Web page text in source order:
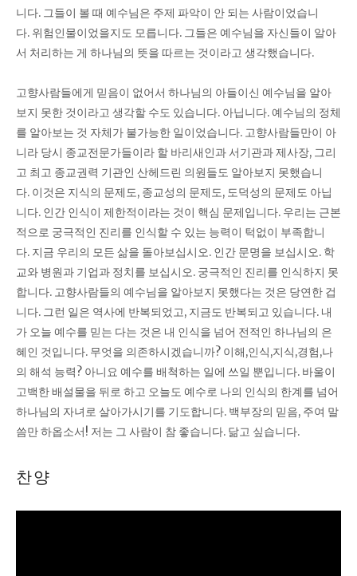
니다. 그들이 볼 때 예수님은 주제 파악이 안 되는 사람이었습니
다. 위험인물이었을지도 모릅니다. 그들은 예수님을 자신들이 알아
서 처리하는 게 하나님의 뜻을 따르는 것이라고 생각했습니다.
고향사람들에게 믿음이 없어서 하나님의 아들이신 예수님을 알아
보지 못한 것이라고 생각할 수도 있습니다. 아닙니다. 예수님의 정체
를 알아보는 것 자체가 불가능한 일이었습니다. 고향사람들만이 아
니라 당시 종교전문가들이라 할 바리새인과 서기관과 제사장, 그리
고 최고 종교권력 기관인 산헤드린 의원들도 알아보지 못했습니
다. 이것은 지식의 문제도, 종교성의 문제도, 도덕성의 문제도 아닙
니다. 인간 인식이 제한적이라는 것이 핵심 문제입니다. 우리는 근본
적으로 궁극적인 진리를 인식할 수 있는 능력이 턱없이 부족합니
다. 지금 우리의 모든 삶을 돌아보십시오. 인간 문명을 보십시오. 학
교와 병원과 기업과 정치를 보십시오. 궁극적인 진리를 인식하지 못
합니다. 고향사람들의 예수님을 알아보지 못했다는 것은 당연한 겁
니다. 그런 일은 역사에 반복되었고, 지금도 반복되고 있습니다. 내
가 오늘 예수를 믿는 다는 것은 내 인식을 넘어 전적인 하나님의 은
혜인 것입니다. 무엇을 의존하시겠습니까? 이해,인식,지식,경험,나
의 해석 능력? 아니요 예수를 배척하는 일에 쓰일 뿐입니다. 바울이
고백한 배설물을 뒤로 하고 오늘도 예수로 나의 인식의 한계를 넘어
하나님의 자녀로 살아가시기를 기도합니다. 백부장의 믿음, 주여 말
씀만 하옵소서! 저는 그 사람이 참 좋습니다. 닮고 싶습니다.
찬양